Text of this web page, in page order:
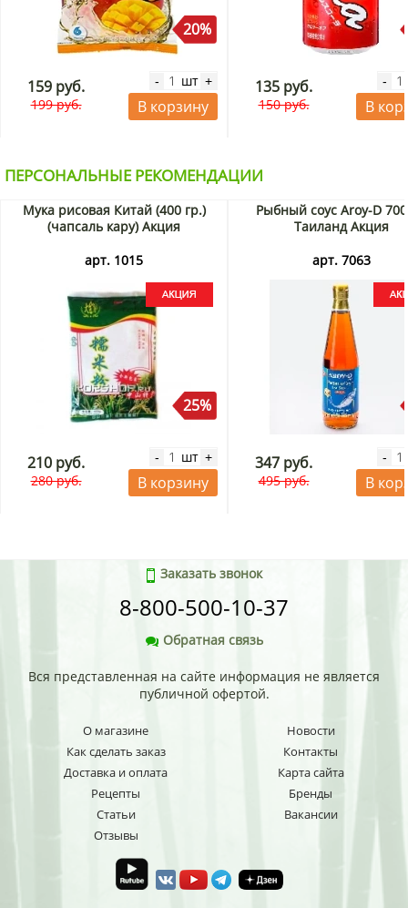
Купить молочное драже без сахара Zero Lotte можно в
интернет-магазине KorShop.ru с доставкой по Москве и
Санкт-Петербургу, а также по России почтой или
20%
159 руб.
199 руб.
- шт +
В корзину
135 руб.
150 руб.
-
В
ПЕРСОНАЛЬНЫЕ РЕКОМЕНДАЦИИ
Мука рисовая Китай (400 гр.)
(чапсаль кару) Акция
арт. 1015
25%
210 руб.
280 руб.
- шт +
В корзину
Рыбный соус Aroy-D
Таиланд Акция
арт. 7063
347 руб.
495 руб.
-
В
Заказать звонок
8-800-500-10-37
Обратная связь
Вся представленная на сайте информация не является
публичной офертой.
О магазине
Как сделать заказ
Доставка и оплата
Рецепты
Статьи
Отзывы
Новости
Контакты
Карта сайта
Бренды
Вакансии